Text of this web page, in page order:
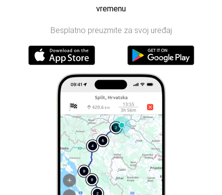
vremenu
Besplatno preuzmite za svoj uređaj